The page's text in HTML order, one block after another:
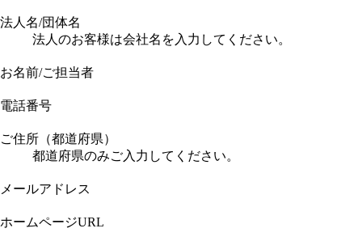
法人名/団体名
法人のお客様は会社名を入力してください。
お名前/ご担当者
電話番号
ご住所（都道府県）
都道府県のみご入力してください。
メールアドレス
ホームページURL